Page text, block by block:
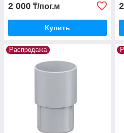
2 000 ₸/пог.м
Купить
Распродажа